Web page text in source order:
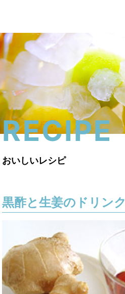
RECIPE
おいしいレシピ
黒酢と生姜のドリンク